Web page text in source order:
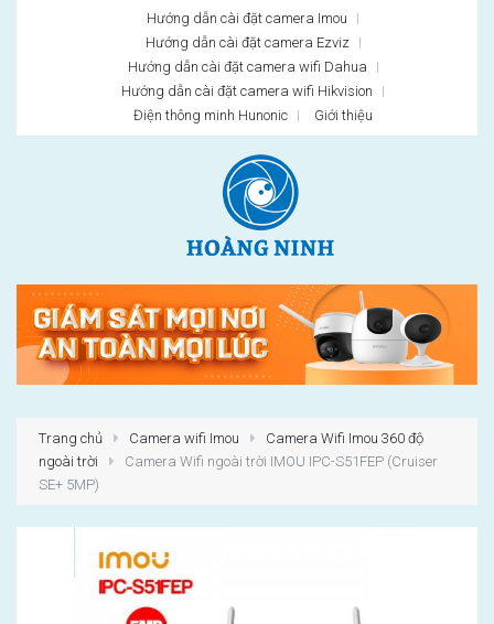
Hướng dẫn cài đặt camera Imou
Hướng dẫn cài đặt camera Ezviz
Hướng dẫn cài đặt camera wifi Dahua
Hướng dẫn cài đặt camera wifi Hikvision
Điện thông minh Hunonic
Giới thiệu
Trang chủ Camera wifi Imou
Camera Wifi Imou 360 độ
ngoài trời
Camera Wifi ngoài trời IMOU IPC-S51FEP (Cruiser
SE+ 5MP)